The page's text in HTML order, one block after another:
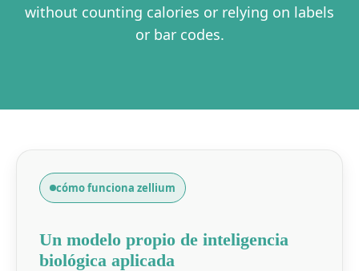
without counting calories or relying on labels
or bar codes.
cómo funciona zellium
Un modelo propio de inteligencia
biológica aplicada